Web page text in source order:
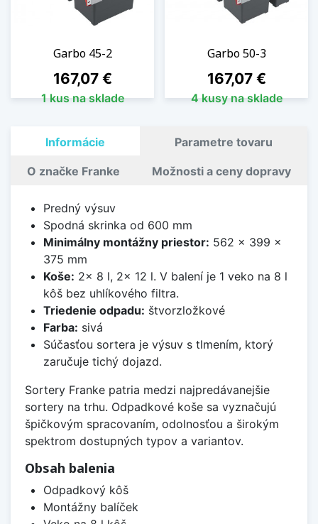
Garbo 45-2
Cena
167,07 €
1 kus na sklade
Garbo 50-3
Cena
167,07 €
4 kusy na sklade
Informácie Parametre tovaru
O značke Franke Možnosti a ceny dopravy
Predný výsuv
Spodná skrinka od 600 mm
Minimálny montážny priestor: 562 x 399 x
375 mm
Koše: 2x 8 l, 2x 12 l. V balení je 1 veko na 8 l
kôš bez uhlíkového filtra.
Triedenie odpadu: štvorzložkové
Farba: sivá
Súčasťou sortera je výsuv s tlmením, ktorý
zaručuje tichý dojazd.
Sortery Franke patria medzi najpredávanejšie
sortery na trhu. Odpadkové koše sa vyznačujú
špičkovým spracovaním, odolnosťou a širokým
spektrom dostupných typov a variantov.
Obsah balenia
Odpadkový kôš
Montážny balíček